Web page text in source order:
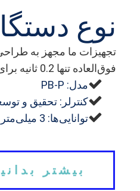
نوع
فوق‌العاده تنها 0.2 ثانیه برای هر خم، این دستگاه خم‌کاری دقیق و سریع را ارائه می‌دهد و دقت بالایی در محصول نهایی تضمین می‌کند.
مدل: PB-P
کنترلر: تحقیق و
توانایی‌ها: 3 میلی‌متر * 2500 میلی‌متر
بیشتر